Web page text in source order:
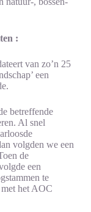
:
van zo’n 25
een
betreffende
Al snel
volgden we een
de
een
te
het AOC